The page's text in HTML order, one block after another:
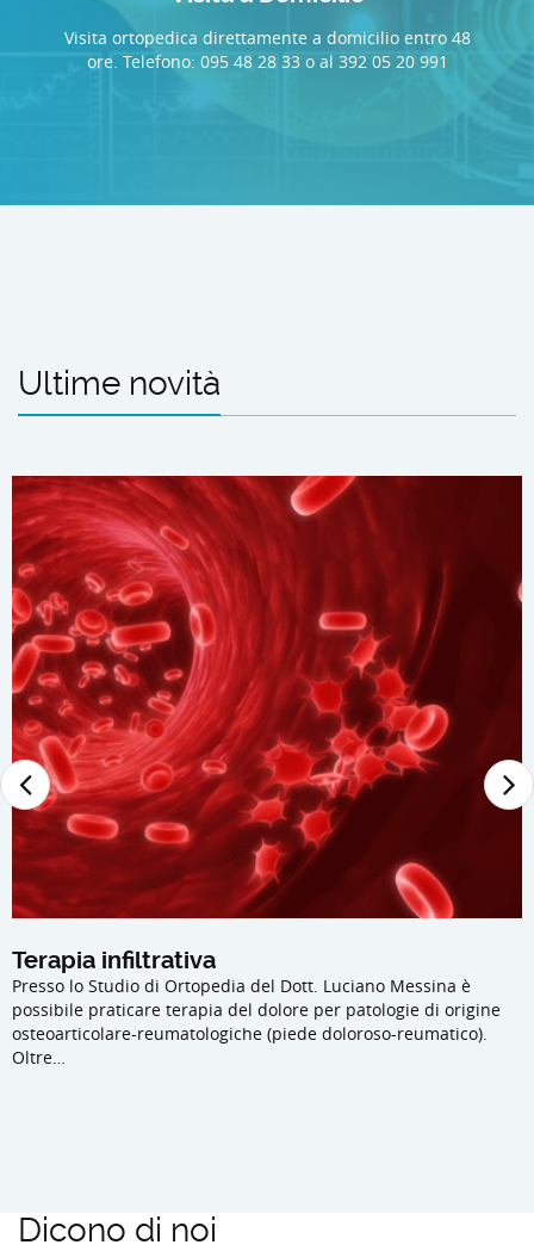
Visita ortopedica direttamente a domicilio entro 48
ore. Telefono: 095 48 28 33 o al 392 05 20 991
Ultime novità
Terapia infiltrativa
Presso lo Studio di Ortopedia del Dott. Luciano Messina è
possibile praticare terapia del dolore per patologie di origine
osteoarticolare-reumatologiche (piede doloroso-reumatico).
Oltre…
Dicono di noi